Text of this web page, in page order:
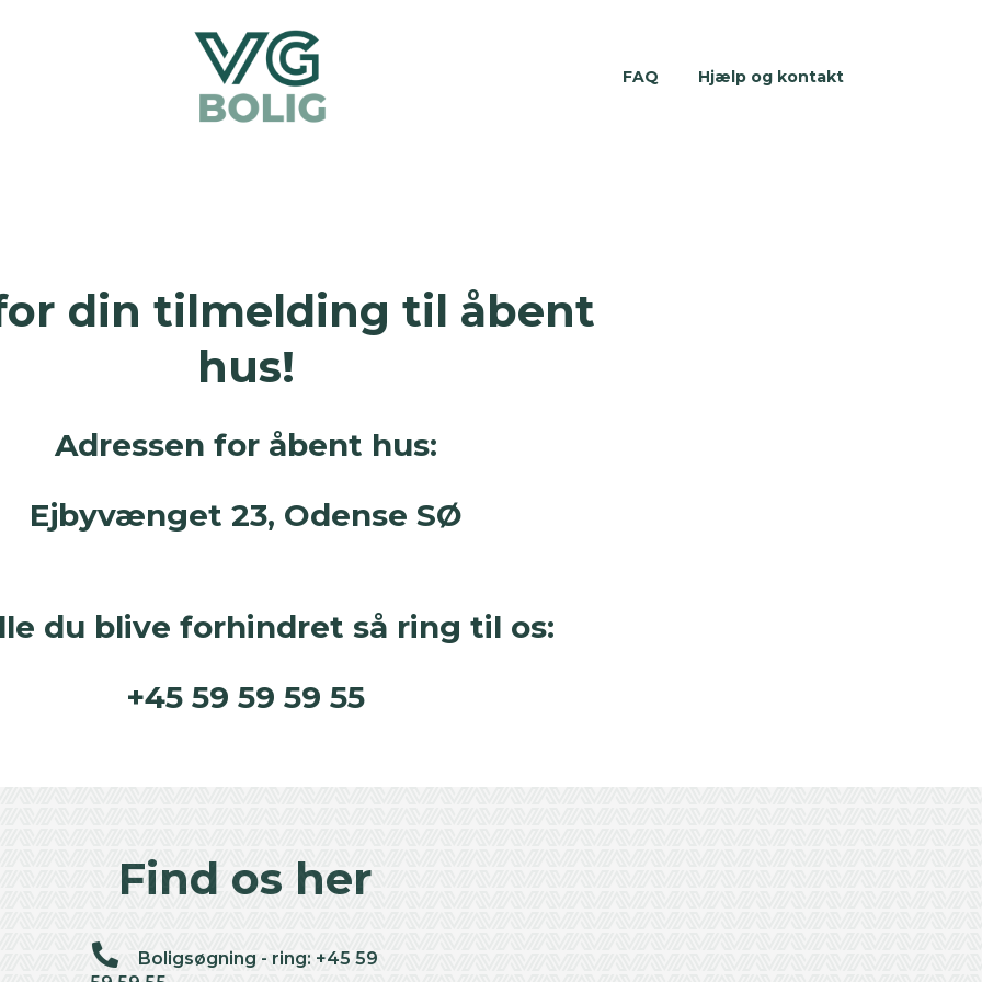
FAQ Hjælp og kontakt
din tilmelding til åbent
hus!
Adressen for åbent hus:
Ejbyvænget 23, Odense SØ
du blive forhindret så ring til os:
+45 59 59 59 55
Find os her
Boligsøgning - ring: +45 59